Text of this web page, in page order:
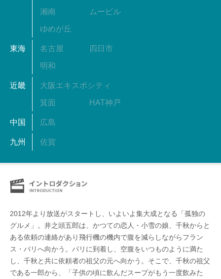
湘南 ムービル
ゆめが丘
東海 名古屋 四日市
明和
近畿 大阪エキスポシティ
箕面 HAT神戸
中国 広島
九州 佐賀
2012年より放送がスタートし、いよいよ集大成となる「孤独の
グルメ」。井之頭五郎は、かつての恋人・小雪の娘、千秋からと
ある依頼の連絡があり飛行機の機内で腹を減らしながらフラン
ス・パリへ向かう。パリに到着し、空腹をいつものように満た
し、千秋と共に依頼者の祖父の元へ向かう。そこで、千秋の祖父
である一郎から、「子供の頃に飲んだスープがもう一度飲みた